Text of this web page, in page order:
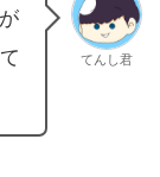
てんし君